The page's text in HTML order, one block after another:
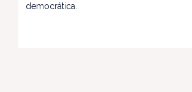
democrática.